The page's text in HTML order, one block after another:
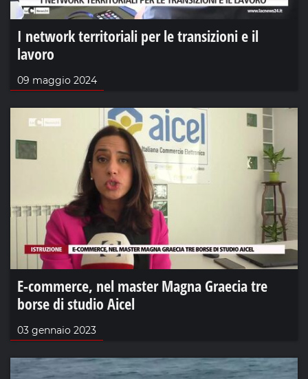
I network territoriali per le transizioni e il
lavoro
09 maggio 2024
E-commerce, nel master Magna Graecia tre
borse di studio Aicel
03 gennaio 2023